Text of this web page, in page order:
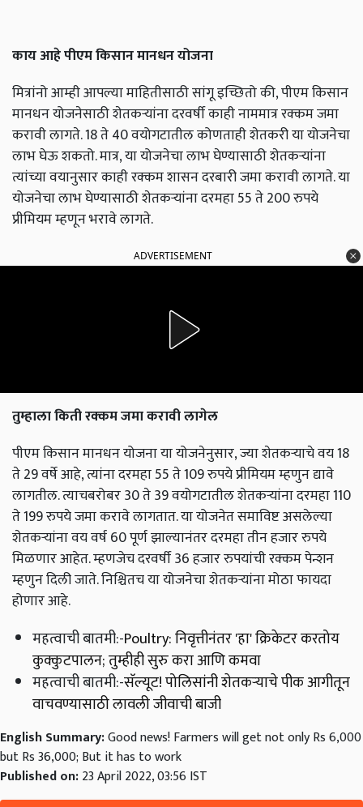
काय आहे पीएम किसान मानधन योजना
मित्रांनो आम्ही आपल्या माहितीसाठी सांगू इच्छितो की, पीएम किसान
मानधन योजनेसाठी शेतकऱ्यांना दरवर्षी काही नाममात्र रक्कम जमा
करावी लागते. 18 ते 40 वयोगटातील कोणताही शेतकरी या योजनेचा
लाभ घेऊ शकतो. मात्र, या योजनेचा लाभ घेण्यासाठी शेतकऱ्यांना
त्यांच्या वयानुसार काही रक्कम शासन दरबारी जमा करावी लागते. या
योजनेचा लाभ घेण्यासाठी शेतकऱ्यांना दरमहा 55 ते 200 रुपये
प्रीमियम म्हणून भरावे लागते.
ADVERTISEMENT
तुम्हाला किती रक्कम जमा करावी लागेल
पीएम किसान मानधन योजना या योजनेनुसार, ज्या शेतकऱ्याचे वय 18
ते 29 वर्षे आहे, त्यांना दरमहा 55 ते 109 रुपये प्रीमियम म्हणुन द्यावे
लागतील. त्याचबरोबर 30 ते 39 वयोगटातील शेतकऱ्यांना दरमहा 110
ते 199 रुपये जमा करावे लागतात. या योजनेत समाविष्ट असलेल्या
शेतकऱ्यांना वय वर्ष 60 पूर्ण झाल्यानंतर दरमहा तीन हजार रुपये
मिळणार आहेत. म्हणजेच दरवर्षी 36 हजार रुपयांची रक्कम पेन्शन
म्हणुन दिली जाते. निश्चितच या योजनेचा शेतकर्‍यांना मोठा फायदा
होणार आहे.
महत्वाची बातमी:-Poultry: निवृत्तीनंतर 'हा' क्रिकेटर करतोय
कुक्कुटपालन; तुम्हीही सुरु करा आणि कमवा
महत्वाची बातमी:-सॅल्यूट! पोलिसांनी शेतकऱ्याचे पीक आगीतून
वाचवण्यासाठी लावली जीवाची बाजी
English Summary:Good news! Farmers will get not only Rs 6,000
but Rs 36,000; But it has to work
Published on:23 April 2022, 03:56 IST